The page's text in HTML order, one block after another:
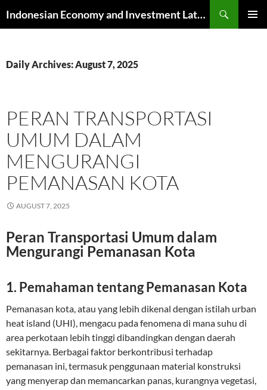
to
Indonesian Economy and Investment Latest News
Daily Archives: August 7, 2025
PERAN TRANSPORTASI
UMUM DALAM
MENGURANGI
PEMANASAN KOTA
AUGUST 7, 2025
Peran Transportasi Umum dalam
Mengurangi Pemanasan Kota
1. Pemahaman tentang Pemanasan Kota
Pemanasan kota, atau yang lebih dikenal dengan istilah urban
heat island (UHI), mengacu pada fenomena di mana suhu di
area perkotaan lebih tinggi dibandingkan dengan daerah
sekitarnya. Berbagai faktor berkontribusi terhadap
pemanasan ini, termasuk penggunaan material konstruksi
yang menyerap dan memancarkan panas, kurangnya vegetasi,